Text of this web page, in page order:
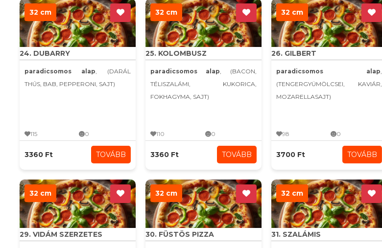
32 cm
24. DUBARRY
paradicsomos alap, (DARÁL
THÚS, BAB, PEPPERONI, SAJT)
115 0
3360 Ft TOVÁBB
32 cm
25. KOLOMBUSZ
paradicsomos alap, (BACON,
TÉLISZALÁMI, KUKORICA,
FOKHAGYMA, SAJT)
110 0
3360 Ft TOVÁBB
32 cm
26. GILBERT
paradicsomos alap,
(TENGERGYÜMÖLCSEI, KAVIÁR,
MOZARELLASAJT)
98 0
3700 Ft TOVÁBB
32 cm
29. VIDÁM SZERZETES
32 cm
30. FÜSTÖS PIZZA
32 cm
31. SZALÁMIS